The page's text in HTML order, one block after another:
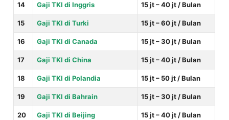
14 Gaji TKI di Inggris 15 jt – 40 jt / Bulan
15 Gaji TKI di Turki 15 jt – 60 jt / Bulan
16 Gaji TKI di Canada 15 jt – 30 jt / Bulan
17 Gaji TKI di China 15 jt – 40 jt / Bulan
18 Gaji TKI di Polandia 15 jt – 50 jt / Bulan
19 Gaji TKI di Bahrain 15 jt – 30 jt / Bulan
20 Gaji TKI di Beijing 15 jt – 40 jt / Bulan